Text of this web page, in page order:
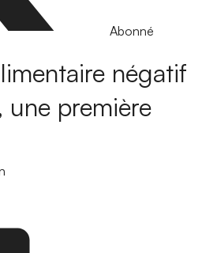
Abonné
négatif
une première